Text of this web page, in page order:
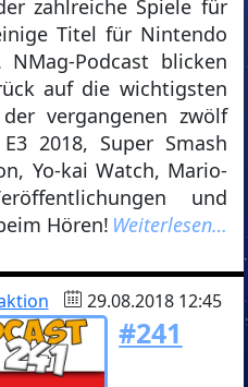
zahlreiche Spiele für
Titel für Nintendo
Podcast blicken
auf die wichtigsten
vergangenen zwölf
2018, Super Smash
Yo-kai Watch, Mario-
und
Hören! Weiterlesen…
29.08.2018 12:45
#241